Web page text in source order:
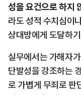
성을 요건으로 하지
라도 성적 수치심이
상대방에게 도달하
실무에서는 가해자
단발성을 강조하는
로 가볍게 무죄로 판